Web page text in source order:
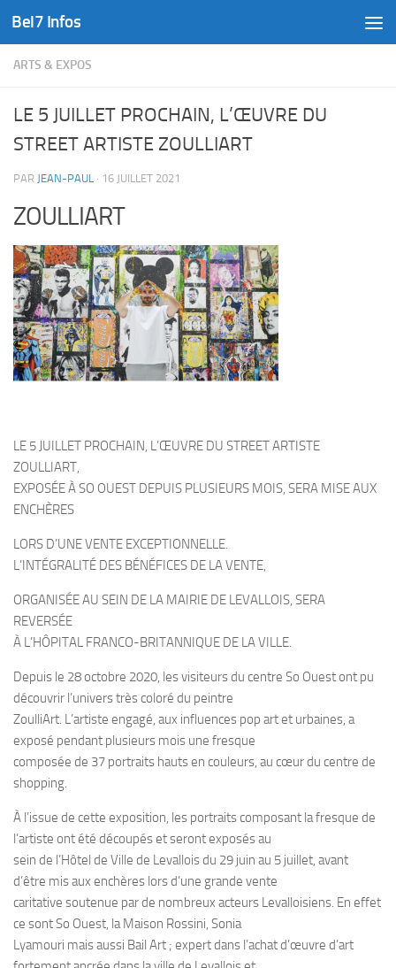
Skip to content
Bel7 Infos
ARTS & EXPOS
LE 5 JUILLET PROCHAIN, L’ŒUVRE DU
STREET ARTISTE ZOULLIART
PAR JEAN-PAUL · 16 JUILLET 2021
ZOULLIART
LE 5 JUILLET PROCHAIN, L’ŒUVRE DU STREET ARTISTE
ZOULLIART,
EXPOSÉE À SO OUEST DEPUIS PLUSIEURS MOIS, SERA MISE AUX
ENCHÈRES
LORS D’UNE VENTE EXCEPTIONNELLE.
L’INTÉGRALITÉ DES BÉNÉFICES DE LA VENTE,
ORGANISÉE AU SEIN DE LA MAIRIE DE LEVALLOIS, SERA
REVERSÉE
À L’HÔPITAL FRANCO-BRITANNIQUE DE LA VILLE.
Depuis le 28 octobre 2020, les visiteurs du centre So Ouest ont pu
découvrir l’univers très coloré du peintre
ZoulliArt. L’artiste engagé, aux influences pop art et urbaines, a
exposé pendant plusieurs mois une fresque
composée de 37 portraits hauts en couleurs, au cœur du centre de
shopping.
À l’issue de cette exposition, les portraits composant la fresque de
l’artiste ont été découpés et seront exposés au
sein de l’Hôtel de Ville de Levallois du 29 juin au 5 juillet, avant
d’être mis aux enchères lors d’une grande vente
caritative soutenue par de nombreux acteurs Levalloisiens. En effet
ce sont So Ouest, la Maison Rossini, Sonia
Lyamouri mais aussi Bail Art ; expert dans l’achat d’œuvre d’art